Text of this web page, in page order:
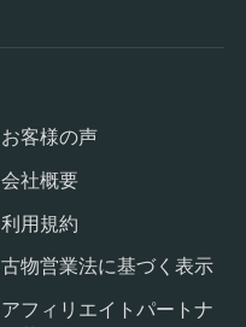
お客様の声
会社概要
利用規約
古物営業法に基づく表示
アフィリエイトパートナ